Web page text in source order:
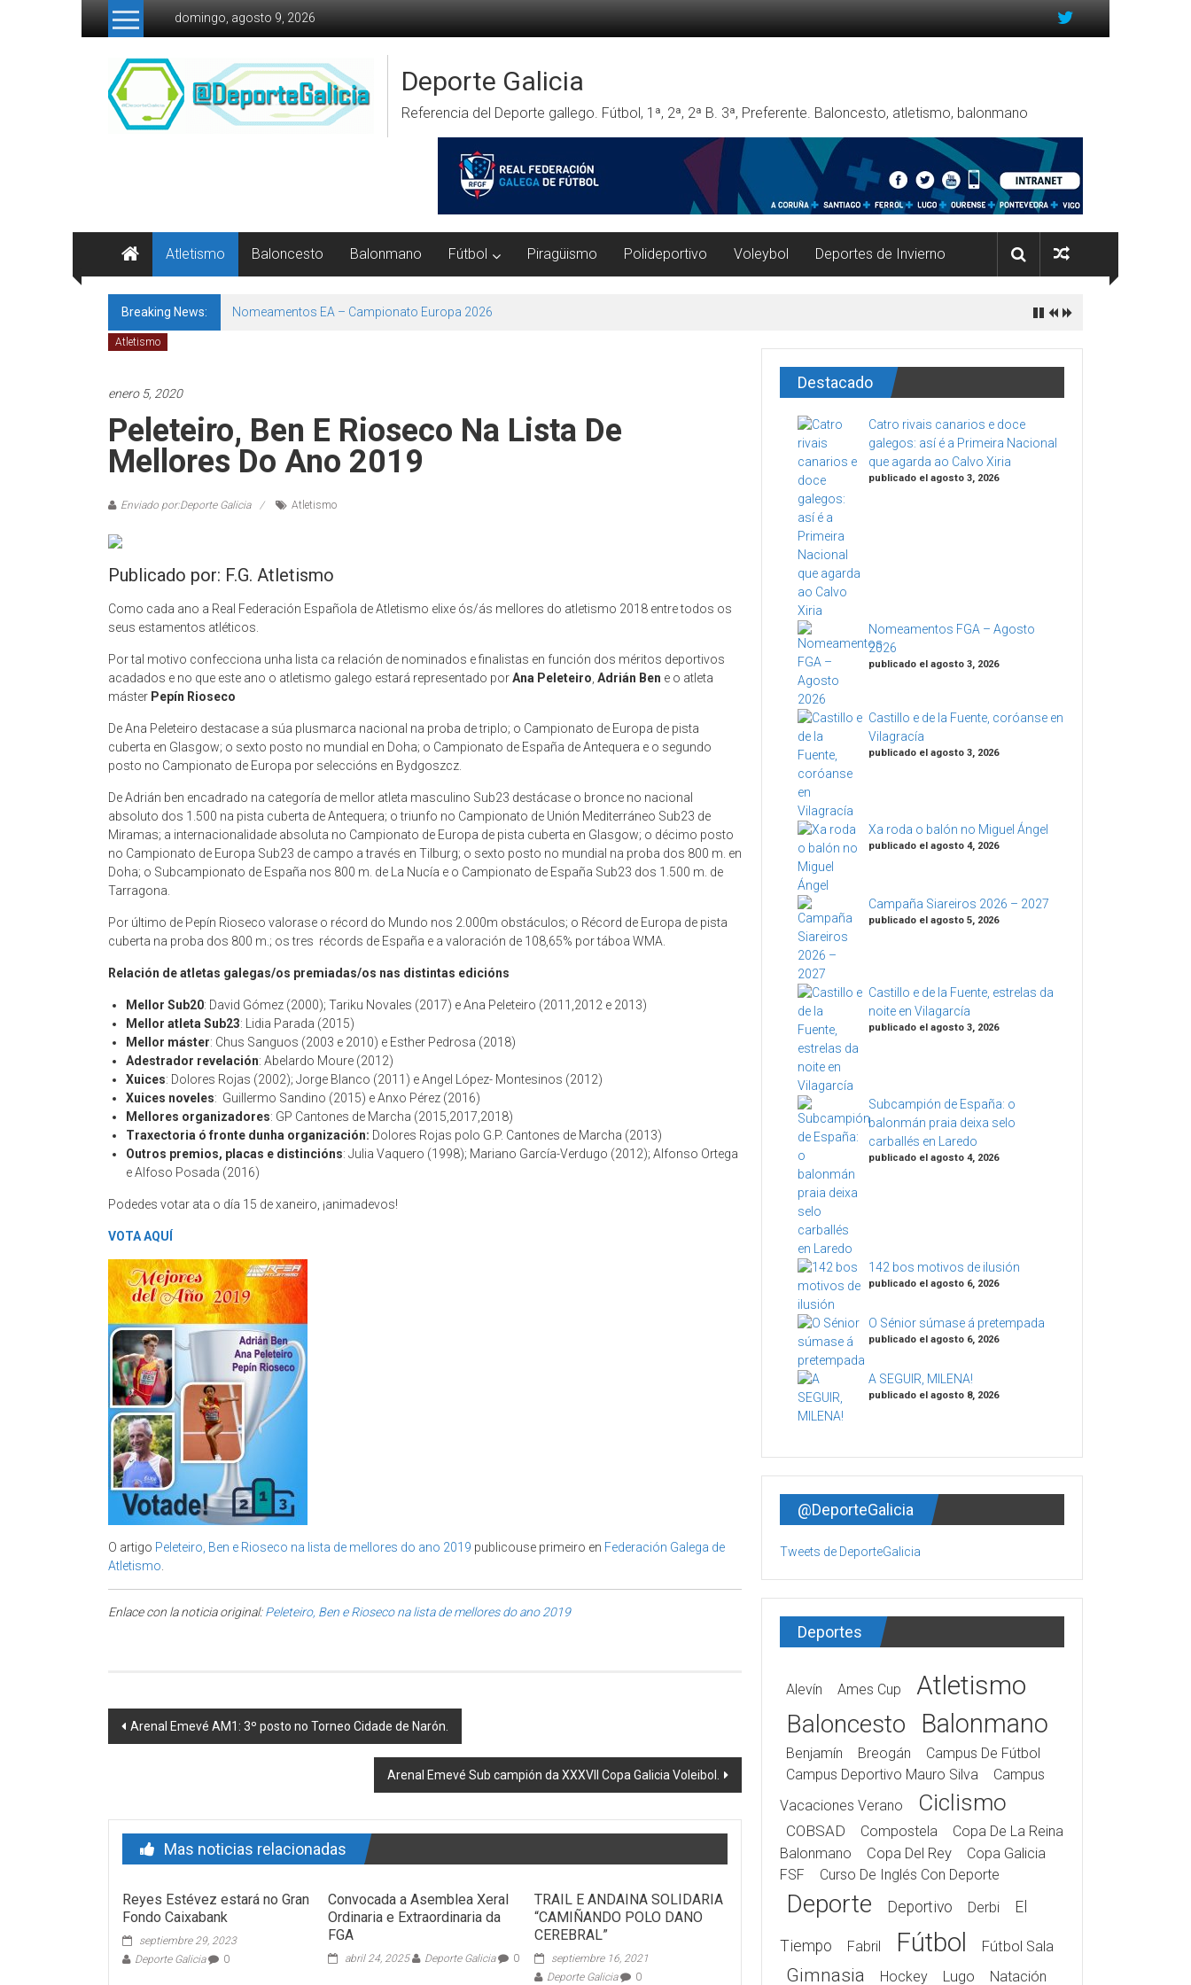
Skip to content
domingo, agosto 9, 2026
Deporte Galicia
Referencia del Deporte gallego. Fútbol, 1ª, 2ª, 2ª B. 3ª, Preferente. Baloncesto, atletismo, balonmano
Atletismo Baloncesto Balonmano Fútbol Piragüismo Polideportivo Voleybol Deportes de Invierno
Breaking News: Nomeamentos EA – Campionato Europa 2026
Atletismo
enero 5, 2020
Peleteiro, Ben E Rioseco Na Lista De
Mellores Do Ano 2019
Enviado por:Deporte Galicia Atletismo
Publicado por: F.G. Atletismo
Como cada ano a Real Federación Española de Atletismo elixe ós/ás mellores do atletismo 2018 entre todos os
seus estamentos atléticos.
Por tal motivo confecciona unha lista ca relación de nominados e finalistas en función dos méritos deportivos
acadados e no que este ano o atletismo galego estará representado porAna Peleteiro Adrián Ben e o atleta
máster Pepín Rioseco
De Ana Peleteiro destacase a súa plusmarca nacional na proba de triplo; o Campionato de Europa de pista
cuberta en Glasgow; o sexto posto no mundial en Doha; o Campionato de España de Antequera e o segundo
posto no Campionato de Europa por seleccións en Bydgoszcz.
De Adrián ben encadrado na categoría de mellor atleta masculino Sub23 destácase o bronce no nacional
absoluto dos 1.500 na pista cuberta de Antequera; o triunfo no Campionato de Unión Mediterráneo Sub23 de
Miramas; a internacionalidade absoluta no Campionato de Europa de pista cuberta en Glasgow; o décimo posto
no Campionato de Europa Sub23 de campo a través en Tilburg; o sexto posto no mundial na proba dos 800 m. en
Doha; o Subcampionato de España nos 800 m. de La Nucía e o Campionato de España Sub23 dos 1.500 m. de
Tarragona.
Por último de Pepín Rioseco valorase o récord do Mundo nos 2.000m obstáculos; o Récord de Europa de pista
cuberta na proba dos 800 m.; os tres récords de España e a valoración de 108,65% por táboa WMA.
Relación de atletas galegas/os premiadas/os nas distintas edicións
Mellor Sub20: David Gómez (2000); Tariku Novales (2017) e Ana Peleteiro (2011,2012 e 2013)
Mellor atleta Sub23: Lidia Parada (2015)
Mellor máster: Chus Sanguos (2003 e 2010) e Esther Pedrosa (2018)
Adestrador revelación: Abelardo Moure (2012)
Xuices: Dolores Rojas (2002); Jorge Blanco (2011) e Angel López- Montesinos (2012)
Xuices noveles: Guillermo Sandino (2015) e Anxo Pérez (2016)
Mellores organizadores: GP Cantones de Marcha (2015,2017,2018)
Traxectoria ó fronte dunha organización: Dolores Rojas polo G.P. Cantones de Marcha (2013)
Outros premios, placas e distincións: Julia Vaquero (1998); Mariano García-Verdugo (2012); Alfonso Ortega
e Alfoso Posada (2016)
Podedes votar ata o día 15 de xaneiro, ¡animadevos!
VOTA AQUÍ
O artigo Peleteiro, Ben e Rioseco na lista de mellores do ano 2019 publicouse primeiro en Federación Galega de
Atletismo
Enlace con la noticia original:Peleteiro, Ben e Rioseco na lista de mellores do ano 2019
Post navigation
Arenal Emevé AM1: 3º posto no Torneo Cidade de Narón.
Arenal Emevé Sub campión da XXXVII Copa Galicia Voleibol.
Mas noticias relacionadas
Reyes Estévez estará no Gran
Fondo Caixabank
septiembre 29, 2023
Deporte Galicia
0
Convocada a Asemblea Xeral
Ordinaria e Extraordinaria da
FGA
abril 24, 2025 Deporte Galicia 0
TRAIL E ANDAINA SOLIDARIA
“CAMIÑANDO POLO DANO
CEREBRAL”
septiembre 16, 2021
Deporte Galicia
0
Destacado
Catro rivais canarios e doce
galegos: así é a Primeira Nacional
que agarda ao Calvo Xiria
publicado el agosto 3, 2026
Nomeamentos FGA – Agosto
2026
publicado el agosto 3, 2026
Castillo e de la Fuente, coróanse en
Vilagracía
publicado el agosto 3, 2026
Xa roda o balón no Miguel Ángel
publicado el agosto 4, 2026
Campaña Siareiros 2026 – 2027
publicado el agosto 5, 2026
Castillo e de la Fuente, estrelas da
noite en Vilagarcía
publicado el agosto 3, 2026
Subcampión de España: o
balonmán praia deixa selo
carballés en Laredo
publicado el agosto 4, 2026
142 bos motivos de ilusión
publicado el agosto 6, 2026
O Sénior súmase á pretempada
publicado el agosto 6, 2026
A SEGUIR, MILENA!
publicado el agosto 8, 2026
@DeporteGalicia
Tweets de DeporteGalicia
Deportes
Alevín Ames Cup Atletismo
Baloncesto Balonmano
Benjamín Breogán
Campus De Fútbol
Campus Deportivo Mauro Silva
Campus
Vacaciones Verano
Ciclismo
COBSAD Compostela
Copa De La Reina
Balonmano
Copa Del Rey
Copa Galicia
FSF
Curso De Inglés Con Deporte
Deporte Deportivo Derbi El
Tiempo Fabril Fútbol Fútbol Sala
Gimnasia Hockey Lugo Natación